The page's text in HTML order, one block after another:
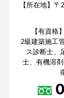
【所在地】
【有資格
2級建築施工
ス診断士、
士、有機溶